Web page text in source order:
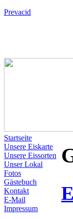
Prevacid
Startseite
Unsere Eiskarte
Unsere Eissorten
Unser Lokal
Fotos
Gästebuch
Kontakt
E-Mail
Impressum